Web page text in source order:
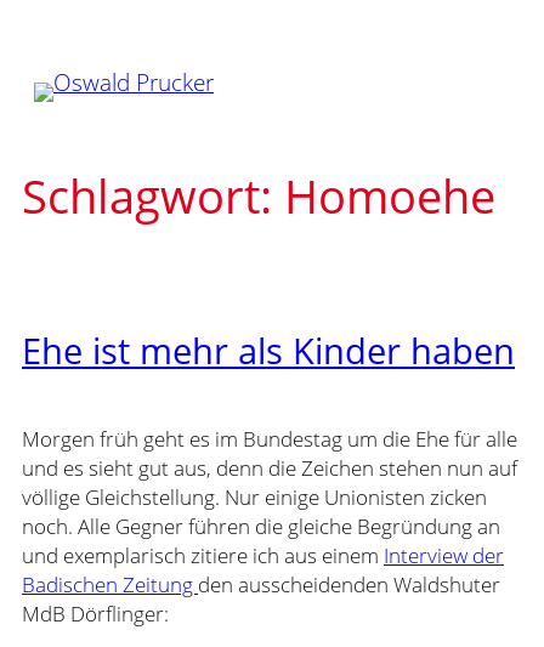
springen
Schlagwort: Homoehe
Ehe ist mehr als Kinder haben
Morgen früh geht es im Bundestag um die Ehe für alle
und es sieht gut aus, denn die Zeichen stehen nun auf
völlige Gleichstellung. Nur einige Unionisten zicken
noch. Alle Gegner führen die gleiche Begründung an
und exemplarisch zitiere ich aus einem Interview der
Badischen Zeitung den ausscheidenden Waldshuter
MdB Dörflinger: